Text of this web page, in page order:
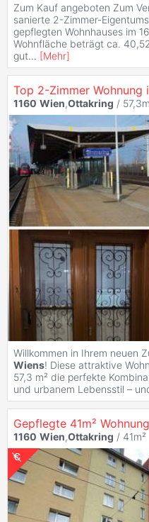
Zum Kauf angeboten Zum
sanierte 2-Zimmer-
gepflegten Wohnhauses im
Wohnfläche beträgt ca.
gut... [Mehr]
Top 2-Zimmer Wohnung
1160 Wien,Ottakring /
Willkommen in Ihrem neuen
Wiens! Diese attraktive
57,3 m² die perfekte
und urbanem Lebensstil –
Gepflegte 41m²
1160 Wien,Ottakring / 41m²